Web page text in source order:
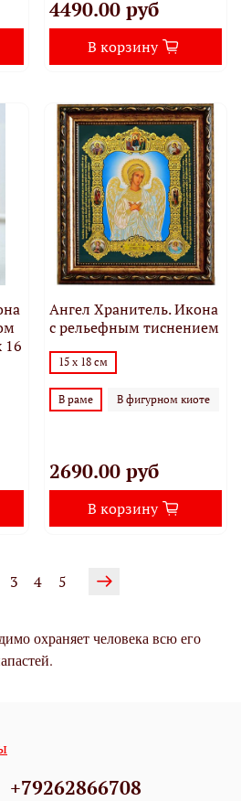
4490.00 руб
В корзину
16
Ангел Хранитель. Икона
с рельефным тиснением
15 х 18 см
В раме В фигурном киоте
2690.00 руб
В корзину
3 4 5
охраняет человека всю его
+79262866708